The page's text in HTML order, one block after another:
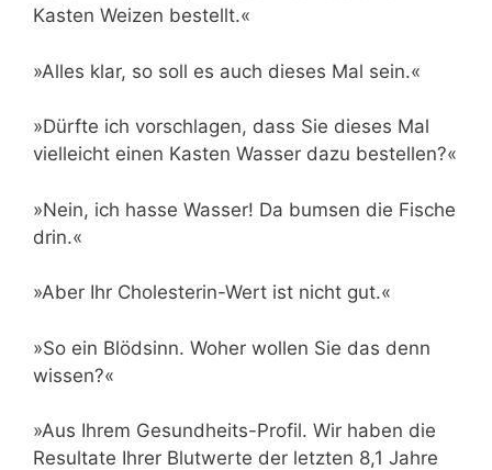
Kasten Weizen bestellt.«
»Alles klar, so soll es auch dieses Mal sein.«
»Dürfte ich vorschlagen, dass Sie dieses Mal
vielleicht einen Kasten Wasser dazu bestellen?«
»Nein, ich hasse Wasser! Da bumsen die Fische
drin.«
»Aber Ihr Cholesterin-Wert ist nicht gut.«
»So ein Blödsinn. Woher wollen Sie das denn
wissen?«
»Aus Ihrem Gesundheits-Profil. Wir haben die
Resultate Ihrer Blutwerte der letzten 8,1 Jahre